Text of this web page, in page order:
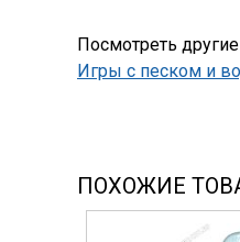
Посмотреть
Игры с песком и
ПОХОЖИЕ